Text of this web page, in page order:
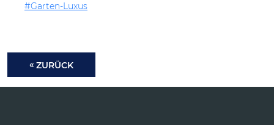
#Garten-Luxus
ZURÜCK